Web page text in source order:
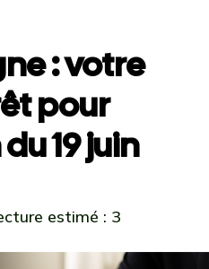
: votre
pour
19 juin
estimé : 3